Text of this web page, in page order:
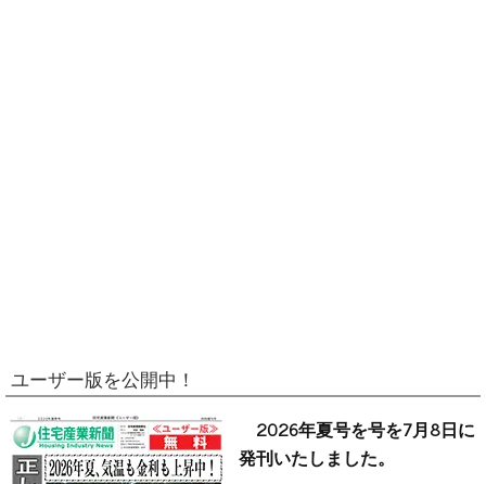
ユーザー版を公開中！
2026年夏号を号を7月8日に
発刊いたしました。